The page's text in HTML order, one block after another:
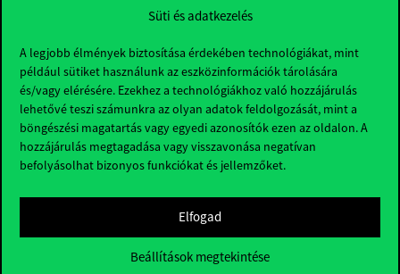
Süti és adatkezelés
A legjobb élmények biztosítása érdekében technológiákat, mint
például sütiket használunk az eszközinformációk tárolására
és/vagy elérésére. Ezekhez a technológiákhoz való hozzájárulás
lehetővé teszi számunkra az olyan adatok feldolgozását, mint a
böngészési magatartás vagy egyedi azonosítók ezen az oldalon. A
hozzájárulás megtagadása vagy visszavonása negatívan
befolyásolhat bizonyos funkciókat és jellemzőket.
Elfogad
Beállítások megtekintése
Hasznos linkek